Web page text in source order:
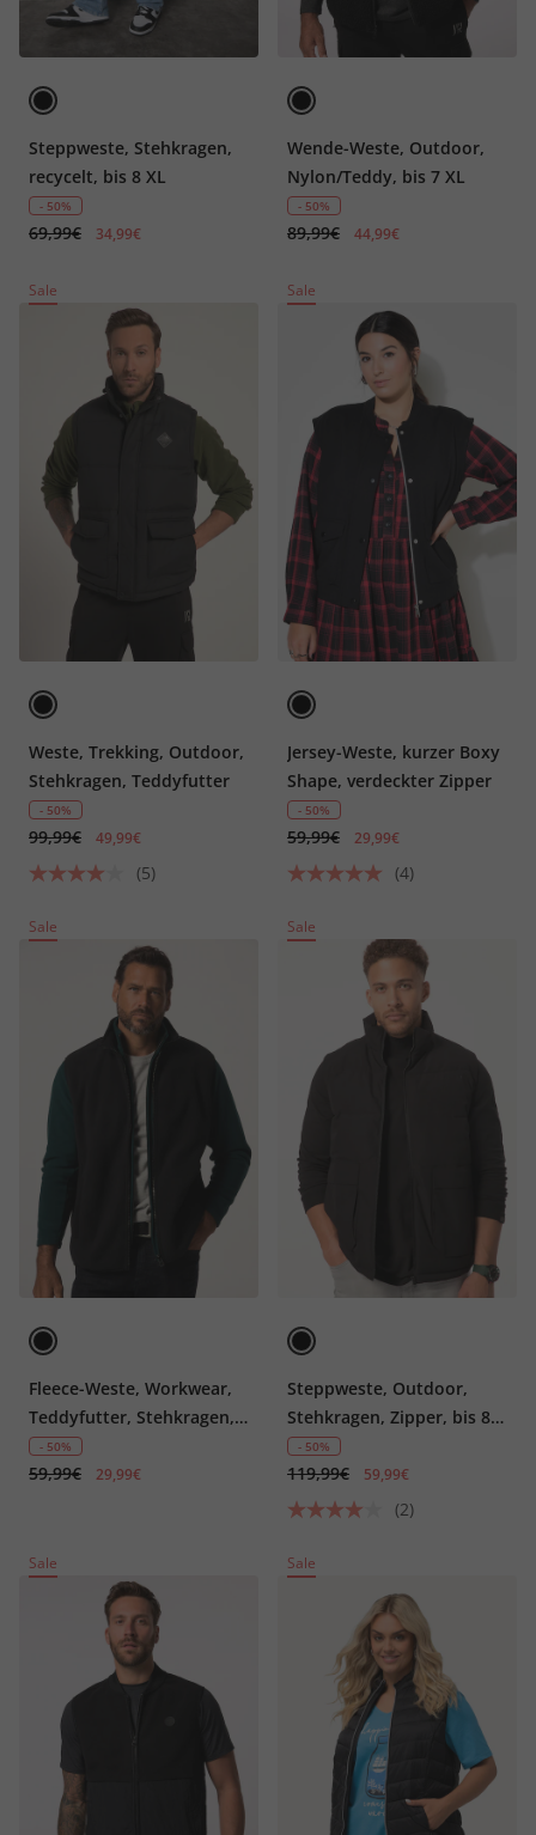
Steppweste, Stehkragen,
recycelt, bis 8 XL
- 50%
69,99€ 34,99€
Wende-Weste, Outdoor,
Nylon/Teddy, bis 7 XL
- 50%
89,99€ 44,99€
Sale
Weste, Trekking, Outdoor,
Stehkragen, Teddyfutter
- 50%
99,99€ 49,99€
(5)
Sale
Jersey-Weste, kurzer Boxy
Shape, verdeckter Zipper
- 50%
59,99€ 29,99€
(4)
Sale
Fleece-Weste, Workwear,
Teddyfutter, Stehkragen,
Zipper
- 50%
59,99€ 29,99€
Sale
Steppweste, Outdoor,
Stehkragen, Zipper, bis 8
XL- 50%
119,99€ 59,99€
(2)
Sale Sale